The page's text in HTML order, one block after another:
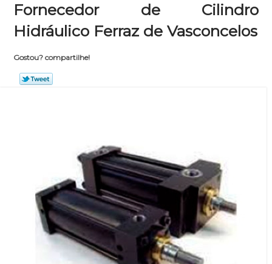
Fornecedor de Cilindro
Hidráulico Ferraz de Vasconcelos
Gostou? compartilhe!